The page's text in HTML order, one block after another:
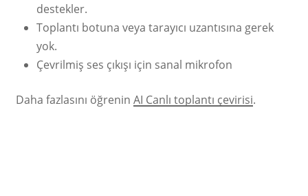
destekler.
Toplantı botuna veya tarayıcı uzantısına gerek
yok.
Çevrilmiş ses çıkışı için sanal mikrofon
Daha fazlasını öğrenin AI Canlı toplantı çevirisi.